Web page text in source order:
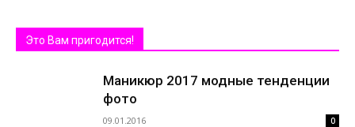
Это Вам пригодится!
Маникюр 2017 модные тенденции
фото
09.01.2016 0